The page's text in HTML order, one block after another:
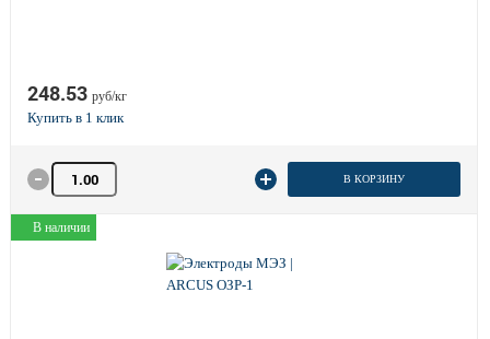
248.53 руб/кг
Количество товара В КОРЗИНУ
В наличии